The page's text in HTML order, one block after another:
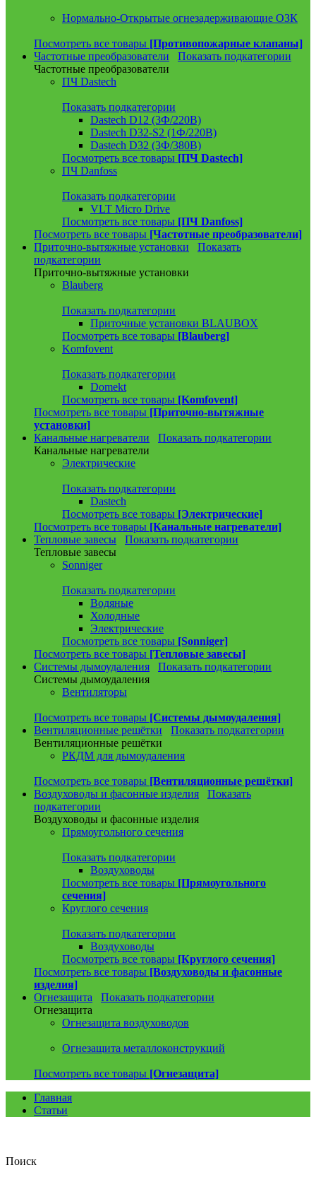
Нормально-Открытые огнезадерживающие ОЗК
Посмотреть все товары [Противопожарные клапаны]
Частотные преобразователи
Показать подкатегории
Частотные преобразователи
ПЧ Dastech
Показать подкатегории
Dastech D12 (3Ф/220В)
Dastech D32-S2 (1Ф/220В)
Dastech D32 (3Ф/380В)
Посмотреть все товары [ПЧ Dastech]
ПЧ Danfoss
Показать подкатегории
VLT Micro Drive
Посмотреть все товары [ПЧ Danfoss]
Посмотреть все товары [Частотные преобразователи]
Приточно-вытяжные установки
Показать
подкатегории
Приточно-вытяжные установки
Blauberg
Показать подкатегории
Приточные установки BLAUBOX
Посмотреть все товары [Blauberg]
Komfovent
Показать подкатегории
Domekt
Посмотреть все товары [Komfovent]
Посмотреть все товары [Приточно-вытяжные
установки]
Канальные нагреватели
Показать подкатегории
Канальные нагреватели
Электрические
Показать подкатегории
Dastech
Посмотреть все товары [Электрические]
Посмотреть все товары [Канальные нагреватели]
Тепловые завесы
Показать подкатегории
Тепловые завесы
Sonniger
Показать подкатегории
Водяные
Холодные
Электрические
Посмотреть все товары [Sonniger]
Посмотреть все товары [Тепловые завесы]
Системы дымоудаления
Показать подкатегории
Системы дымоудаления
Вентиляторы
Посмотреть все товары [Системы дымоудаления]
Вентиляционные решётки
Показать подкатегории
Вентиляционные решётки
РКДМ для дымоудаления
Посмотреть все товары [Вентиляционные решётки]
Воздуховоды и фасонные изделия
Показать
подкатегории
Воздуховоды и фасонные изделия
Прямоугольного сечения
Показать подкатегории
Воздуховоды
Посмотреть все товары [Прямоугольного
сечения]
Круглого сечения
Показать подкатегории
Воздуховоды
Посмотреть все товары [Круглого сечения]
Посмотреть все товары [Воздуховоды и фасонные
изделия]
Огнезащита
Показать подкатегории
Огнезащита
Огнезащита воздуховодов
Огнезащита металлоконструкций
Посмотреть все товары [Огнезащита]
Главная
Статьи
Поиск